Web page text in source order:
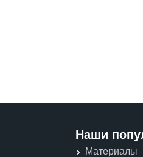
Наши
Материалы